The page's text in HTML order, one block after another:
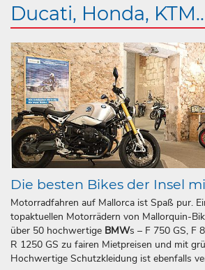
Ducati, Honda,
Die besten Bikes der Insel
Motorradfahren auf Mallorca ist Spaß pur.
topaktuellen Motorrädern von Mallorquin-
über 50 hochwertige BMWs – F 750 GS, F
R 1250 GS zu fairen Mietpreisen und mit
Hochwertige Schutzkleidung ist ebenfalls